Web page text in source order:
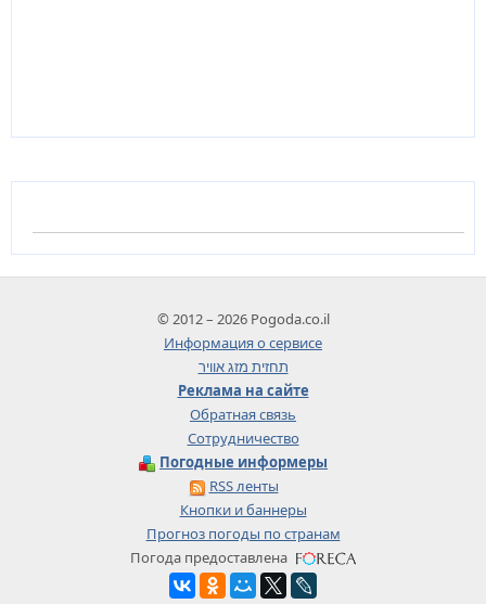
© 2012 – 2026 Pogoda.co.il
Информация о сервисе
תחזית מזג אוויר
Реклама на сайте
Обратная связь
Сотрудничество
Погодные информеры
RSS ленты
Кнопки и баннеры
Прогноз погоды по странам
Погода предоставлена